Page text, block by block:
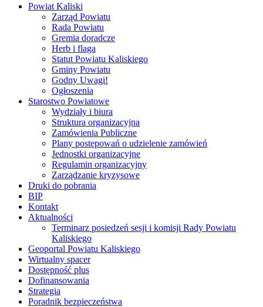
Powiat Kaliski
Zarząd Powiatu
Rada Powiatu
Gremia doradcze
Herb i flaga
Statut Powiatu Kaliskiego
Gminy Powiatu
Godny Uwagi!
Ogłoszenia
Starostwo Powiatowe
Wydziały i biura
Struktura organizacyjna
Zamówienia Publiczne
Plany postępowań o udzielenie zamówień
Jednostki organizacyjne
Regulamin organizacyjny
Zarządzanie kryzysowe
Druki do pobrania
BIP
Kontakt
Aktualności
Terminarz posiedzeń sesji i komisji Rady Powiatu
Kaliskiego
Geoportal Powiatu Kaliskiego
Wirtualny spacer
Dostępność plus
Dofinansowania
Strategia
Poradnik bezpieczeństwa